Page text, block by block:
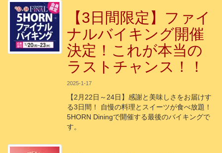
【3日間限定】ファイ
ナルバイキング開催
決定！これが本当の
ラストチャンス！！
2025-1-17
【2月22日～24日】感謝と美味しさをお届けす
る3日間！ 自慢の料理とスイーツが食べ放題！
5HORN Diningで開催する最後のバイキングで
す。